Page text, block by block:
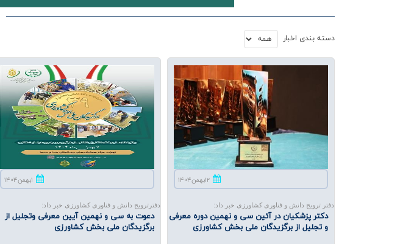
دسته بندي اخبار
۱۲بهمن۱۴۰۴
دفتر ترویج دانش و فناوری کشاورزی خبر داد:
دكتر پزشكیان‌ در آئین سی و نهمین دوره معرفی
و تجلیل از برگزیدگان ملی بخش كشاورزی
۱بهمن۱۴۰۴
دفترترویج دانش و فناوری کشاورزی خبر داد:
دعوت به سی و نهمین آیین معرفی وتجلیل از
برگزیدگان ملی بخش كشاورزی